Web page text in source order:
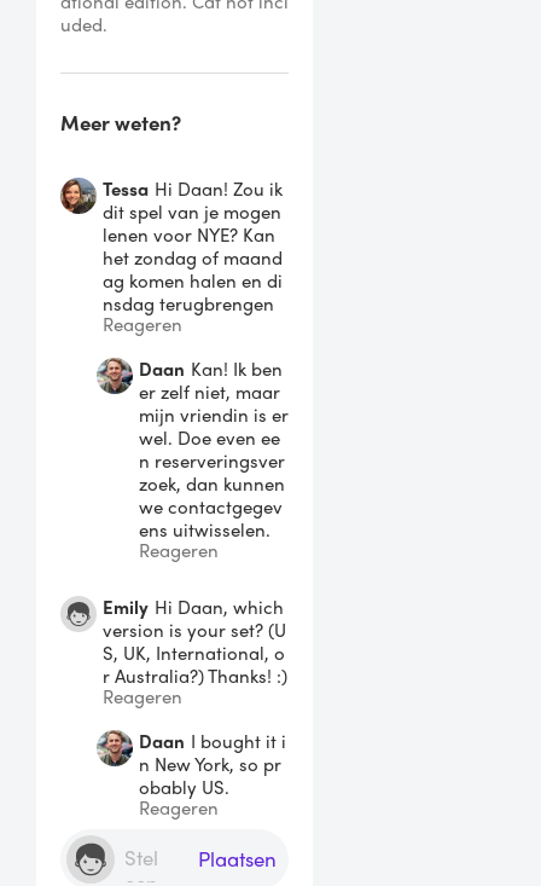
uded.
Meer weten?
Tessa Hi Daan! Zou ik
dit spel van je mogen
lenen voor NYE? Kan
het zondag of maand
ag komen halen en di
nsdag terugbrengen
Reageren
Daan Kan! Ik ben
er zelf niet, maar
mijn vriendin is er
wel. Doe even ee
n reserveringsver
zoek, dan kunnen
we contactgegev
ens uitwisselen.
Reageren
Emily Hi Daan, which
version is your set? (U
S, UK, International, o
r Australia?) Thanks! :)
Reageren
Daan I bought it i
n New York, so pr
obably US.
Reageren
Plaatsen